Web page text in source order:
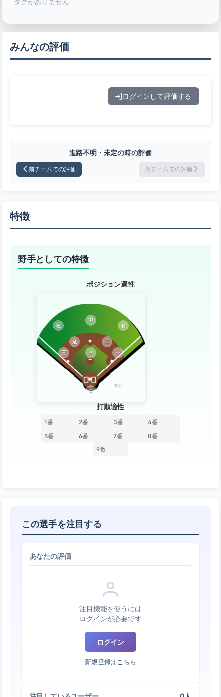
タグがありません
みんなの評価
ログインして評価する
進路不明・未定の時の評価
前チームでの評価 次チームでの評価
特徴
野手としての特徴
ポジション適性
P
C
一
二
三
遊
左
中
右
DH
打順適性
1番 2番 3番
4番
5番
6番 7番
8番
9番
この選手を注目する
あなたの評価
注目機能を使うには
ログインが必要です
ログイン
新規登録はこちら